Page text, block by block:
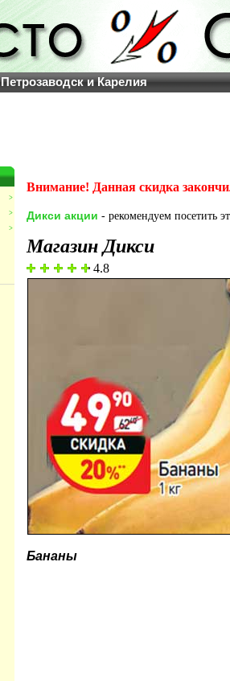
Петрозаводск и Карелия
>
>
>
Внимание! Данная скидка
Дикси акции - рекомендуем посетить
Магазин Дикси
4.8
Бананы